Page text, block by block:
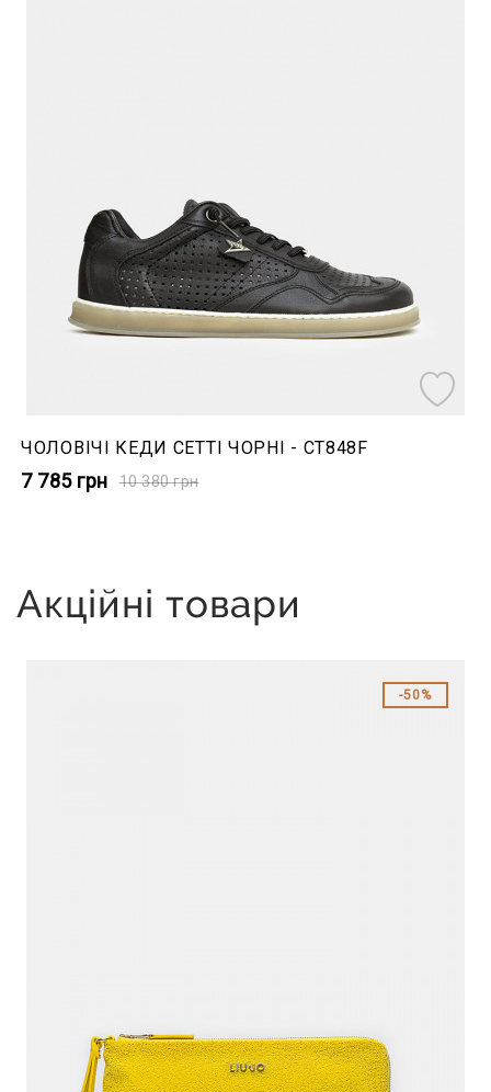
ЧОЛОВІЧІ КЕДИ CETTI ЧОРНІ - CT848F
7 785 грн 10 380грн
Акційні товари
50%